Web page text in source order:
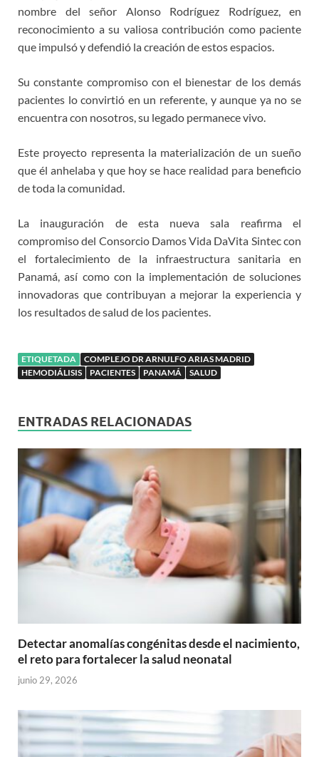
nombre del señor Alonso Rodríguez Rodríguez, en
reconocimiento a su valiosa contribución como paciente
que impulsó y defendió la creación de estos espacios.
Su constante compromiso con el bienestar de los demás
pacientes lo convirtió en un referente, y aunque ya no se
encuentra con nosotros, su legado permanece vivo.
Este proyecto representa la materialización de un sueño
que él anhelaba y que hoy se hace realidad para beneficio
de toda la comunidad.
La inauguración de esta nueva sala reafirma el
compromiso del Consorcio Damos Vida DaVita Sintec con
el fortalecimiento de la infraestructura sanitaria en
Panamá, así como con la implementación de soluciones
innovadoras que contribuyan a mejorar la experiencia y
los resultados de salud de los pacientes.
ETIQUETADA
COMPLEJO DR ARNULFO ARIAS MADRID
HEMODIÁLISIS
PACIENTES PANAMÁ SALUD
ENTRADAS RELACIONADAS
Detectar anomalías congénitas desde el nacimiento,
el reto para fortalecer la salud neonatal
junio 29, 2026